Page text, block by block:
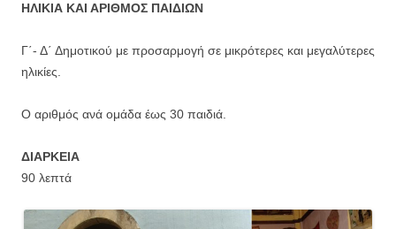
ΗΛΙΚΙΑ ΚΑΙ ΑΡΙΘΜΟΣ ΠΑΙΔΙΩΝ
Γ΄- Δ΄ Δημοτικού με προσαρμογή σε μικρότερες και μεγαλύτερες
ηλικίες.
Ο αριθμός ανά ομάδα έως 30 παιδιά.
ΔΙΑΡΚΕΙΑ
90 λεπτά